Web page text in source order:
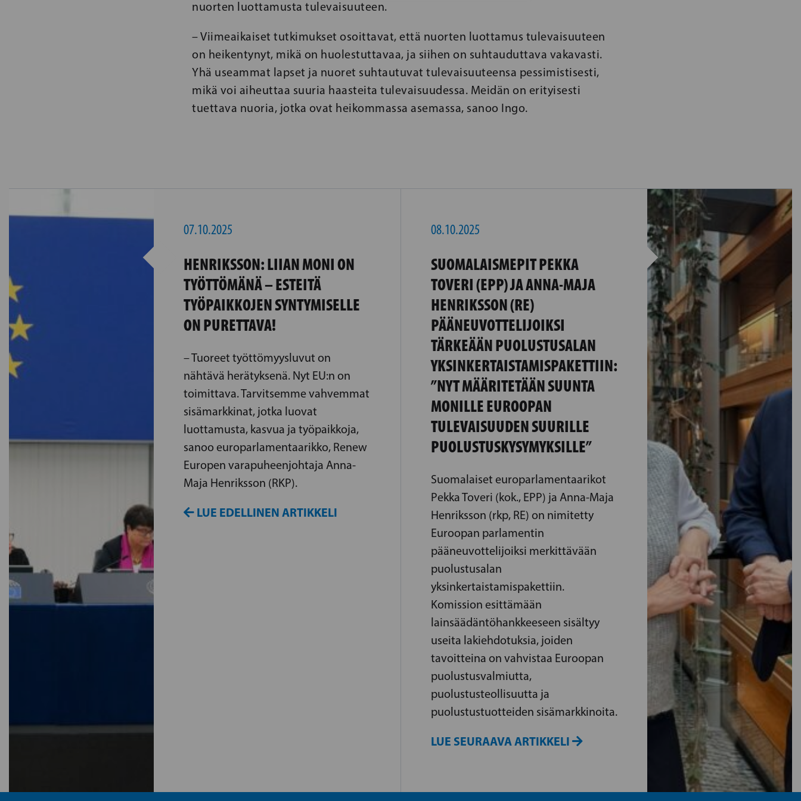
nuorten luottamusta tulevaisuuteen.
– Viimeaikaiset tutkimukset osoittavat, että nuorten luottamus tulevaisuuteen
on heikentynyt, mikä on huolestuttavaa, ja siihen on suhtauduttava vakavasti.
Yhä useammat lapset ja nuoret suhtautuvat tulevaisuuteensa pessimistisesti,
mikä voi aiheuttaa suuria haasteita tulevaisuudessa. Meidän on erityisesti
tuettava nuoria, jotka ovat heikommassa asemassa, sanoo Ingo.
07.10.2025
HENRIKSSON: LIIAN MONI ON
TYÖTTÖMÄNÄ – ESTEITÄ
TYÖPAIKKOJEN SYNTYMISELLE
ON PURETTAVA!
– Tuoreet työttömyysluvut on
nähtävä herätyksenä. Nyt EU:n on
toimittava. Tarvitsemme vahvemmat
sisämarkkinat, jotka luovat
luottamusta, kasvua ja työpaikkoja,
sanoo europarlamentaarikko, Renew
Europen varapuheenjohtaja Anna-
Maja Henriksson (RKP).
LUE EDELLINEN ARTIKKELI
08.10.2025
SUOMALAISMEPIT PEKKA
TOVERI (EPP) JA ANNA-MAJA
HENRIKSSON (RE)
PÄÄNEUVOTTELIJOIKSI
TÄRKEÄÄN PUOLUSTUSALAN
YKSINKERTAISTAMISPAKETTIIN:
”NYT MÄÄRITETÄÄN SUUNTA
MONILLE EUROOPAN
TULEVAISUUDEN SUURILLE
PUOLUSTUSKYSYMYKSILLE”
Suomalaiset europarlamentaarikot
Pekka Toveri (kok., EPP) ja Anna-Maja
Henriksson (rkp, RE) on nimitetty
Euroopan parlamentin
pääneuvottelijoiksi merkittävään
puolustusalan
yksinkertaistamispakettiin.
Komission esittämään
lainsäädäntöhankkeeseen sisältyy
useita lakiehdotuksia, joiden
tavoitteina on vahvistaa Euroopan
puolustusvalmiutta,
puolustusteollisuutta ja
puolustustuotteiden sisämarkkinoita.
LUE SEURAAVA ARTIKKELI